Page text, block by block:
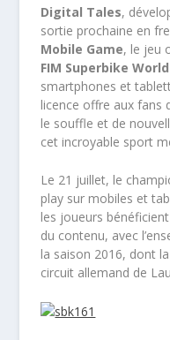
Digital Tales,
sortie prochaine en
Mobile Game, le jeu
FIM Superbike
smartphones et
licence offre aux fans
le souffle et de
cet incroyable sport
Le 21 juillet, le
play sur mobiles et
les joueurs
du contenu, avec
la saison 2016, dont
circuit allemand de